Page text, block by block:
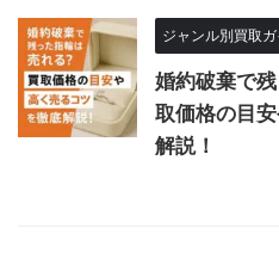
ジャンル別買取ガ
婚約破棄で
取価格の目
解説！